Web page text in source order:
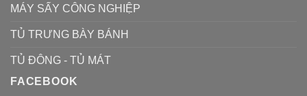
MÁY SẤY CÔNG NGHIỆP
TỦ TRƯNG BÀY BÁNH
TỦ ĐÔNG - TỦ MÁT
FACEBOOK